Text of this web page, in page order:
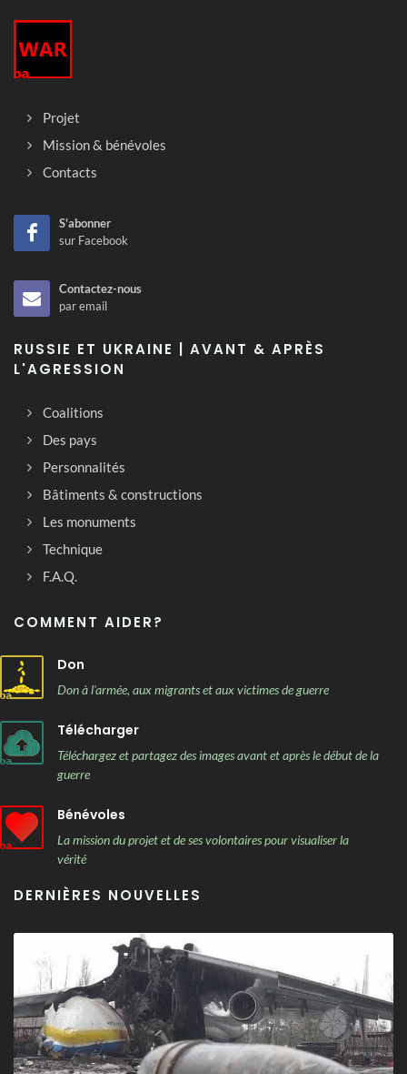
Projet
Mission & bénévoles
Contacts
S'abonner
sur Facebook
Contactez-nous
par email
RUSSIE ET UKRAINE | AVANT & APRÈS
L'AGRESSION
Coalitions
Des pays
Personnalités
Bâtiments & constructions
Les monuments
Technique
F.A.Q.
COMMENT AIDER?
Don
Don à l'armée, aux migrants et aux victimes de guerre
Télécharger
Téléchargez et partagez des images avant et après le début de la
guerre
Bénévoles
La mission du projet et de ses volontaires pour visualiser la
vérité
DERNIÈRES NOUVELLES